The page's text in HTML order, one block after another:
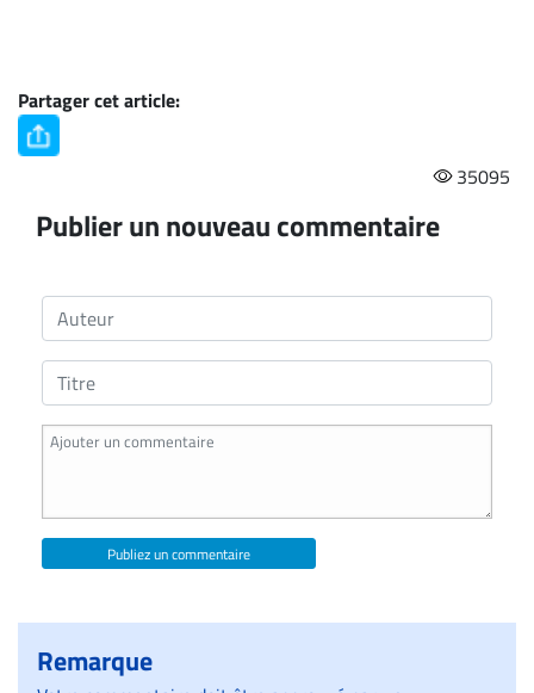
Partager cet article:
35095
Publier un nouveau commentaire
Publiez un commentaire
Remarque